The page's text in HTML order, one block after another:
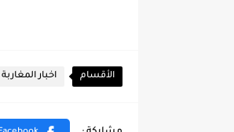
الأقسام اخبار المغاربة